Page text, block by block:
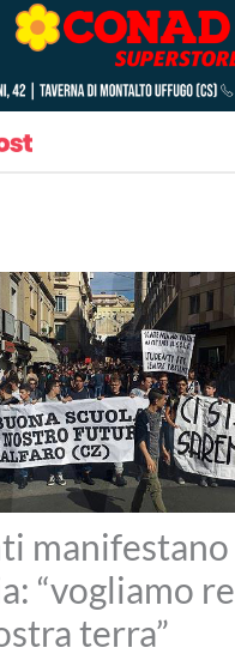
manifestano
“vogliamo
terra”